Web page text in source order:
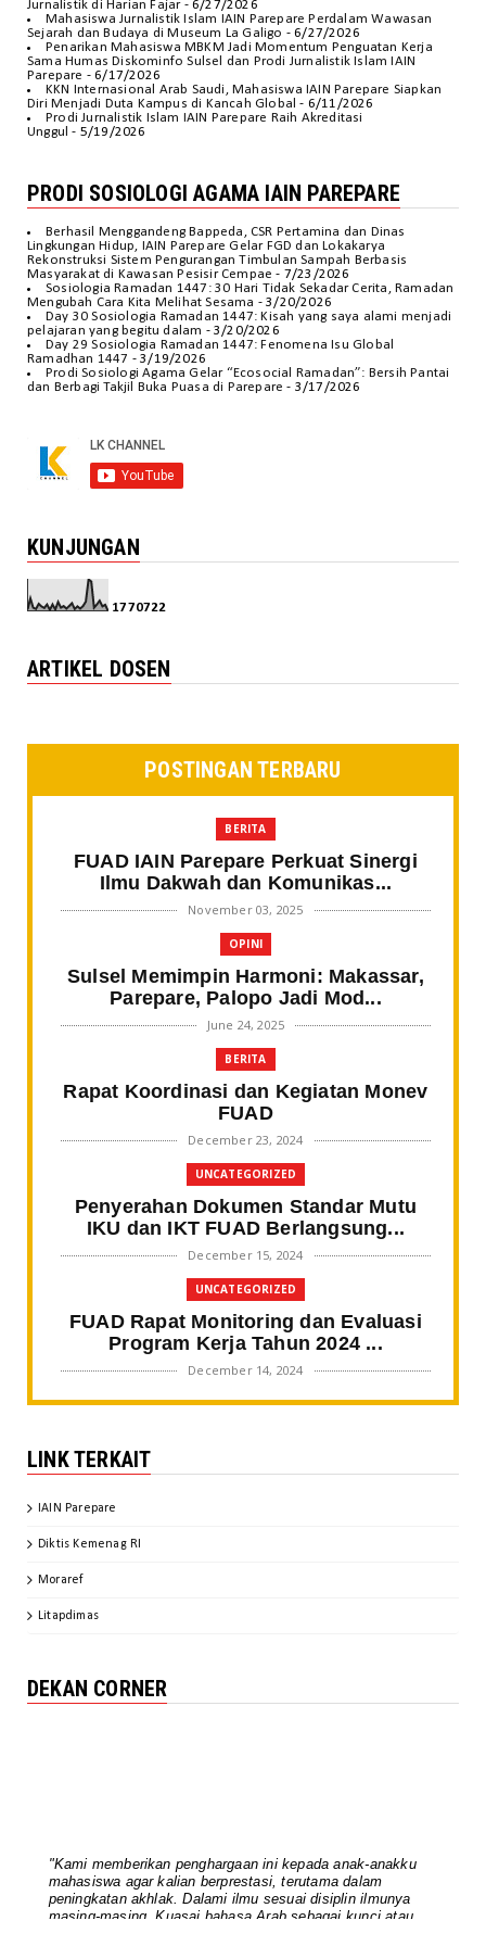
Jurnalistik di Harian Fajar- 6/27/2026
Mahasiswa Jurnalistik Islam IAIN Parepare Perdalam Wawasan
Sejarah dan Budaya di Museum La Galigo - 6/27/2026
Penarikan Mahasiswa MBKM Jadi Momentum Penguatan Kerja
Sama Humas Diskominfo Sulsel dan Prodi Jurnalistik Islam IAIN
Parepare - 6/17/2026
KKN Internasional Arab Saudi, Mahasiswa IAIN Parepare Siapkan
Diri Menjadi Duta Kampus di Kancah Global - 6/11/2026
Prodi Jurnalistik Islam IAIN Parepare Raih Akreditasi
Unggul - 5/19/2026
PRODI SOSIOLOGI AGAMA IAIN PAREPARE
Berhasil Menggandeng Bappeda, CSR Pertamina dan Dinas
Lingkungan Hidup, IAIN Parepare Gelar FGD dan Lokakarya
Rekonstruksi Sistem Pengurangan Timbulan Sampah Berbasis
Masyarakat di Kawasan Pesisir Cempae - 7/23/2026
Sosiologia Ramadan 1447: 30 Hari Tidak Sekadar Cerita, Ramadan
Mengubah Cara Kita Melihat Sesama - 3/20/2026
Day 30 Sosiologia Ramadan 1447: Kisah yang saya alami menjadi
pelajaran yang begitu dalam - 3/20/2026
Day 29 Sosiologia Ramadan 1447: Fenomena Isu Global
Ramadhan 1447 - 3/19/2026
Prodi Sosiologi Agama Gelar “Ecosocial Ramadan”: Bersih Pantai
dan Berbagi Takjil Buka Puasa di Parepare - 3/17/2026
KUNJUNGAN
1770722
ARTIKEL DOSEN
POSTINGAN TERBARU
BERITA
FUAD IAIN Parepare Perkuat Sinergi
Ilmu Dakwah dan Komunikas...
November 03, 2025
OPINI
Sulsel Memimpin Harmoni: Makassar,
Parepare, Palopo Jadi Mod...
June 24, 2025
BERITA
Rapat Koordinasi dan Kegiatan Monev
FUAD
December 23, 2024
UNCATEGORIZED
Penyerahan Dokumen Standar Mutu
IKU dan IKT FUAD Berlangsung...
December 15, 2024
UNCATEGORIZED
FUAD Rapat Monitoring dan Evaluasi
Program Kerja Tahun 2024 ...
December 14, 2024
BERITA FAKULTAS
SPI IAIN Parepare Tampil ...
Kaprodi SPI IAIN Parepare Jadi
Rapat Akademik FUAD: Dekan
Tekankan Peningkatan Mutu
Akademi...
LINK TERKAIT
IAIN Parepare
Diktis Kemenag RI
Moraref
Litapdimas
DEKAN CORNER
"Kami memberikan penghargaan ini kepada anak-anakku
mahasiswa agar kalian berprestasi, terutama dalam
peningkatan akhlak. Dalami ilmu sesuai disiplin ilmunya
masing-masing. Kuasai bahasa Arab sebagai kunci atau